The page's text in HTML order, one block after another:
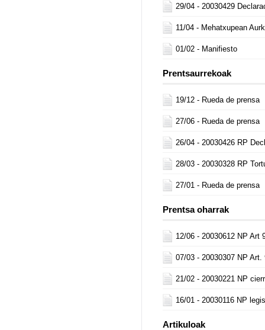
29/04 - 20030429
11/04 - Mehatxupean
01/02 - Manifiesto
Prentsaurrekoak
19/12 - Rueda de prensa
27/06 - Rueda de prensa
26/04 - 20030426 RP
28/03 - 20030328 RP
27/01 - Rueda de prensa
Prentsa oharrak
12/06 - 20030612 NP Art
07/03 - 20030307 NP Art.
21/02 - 20030221 NP
16/01 - 20030116 NP
Artikuloak